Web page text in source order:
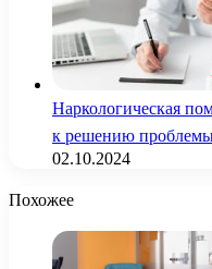
Наркологическая
к решению
02.10.2024
Похожее